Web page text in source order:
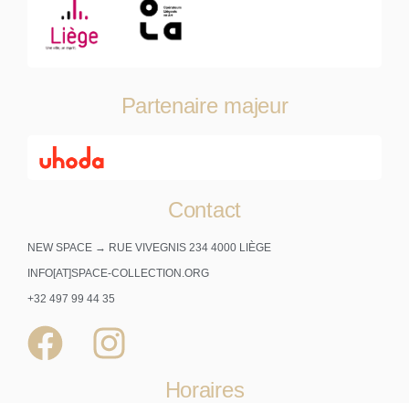
Partenaire majeur
Contact
NEW SPACE → RUE VIVEGNIS 234 4000 LIÈGE
INFO[AT]SPACE-COLLECTION.ORG
+32 497 99 44 35
Horaires